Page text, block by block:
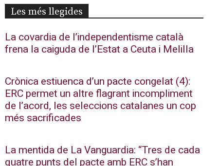
Les més llegides
La covardia de l’independentisme català
frena la caiguda de l’Estat a Ceuta i Melilla
Crònica estiuenca d’un pacte congelat (4):
ERC permet un altre flagrant incompliment
de l’acord, les seleccions catalanes un cop
més sacrificades
La mentida de La Vanguardia: “Tres de cada
quatre punts del pacte amb ERC s’han